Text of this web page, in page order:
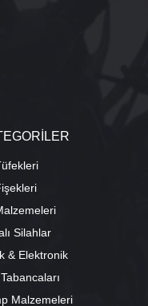
Silahlar
& Elektronik
Malzemeleri